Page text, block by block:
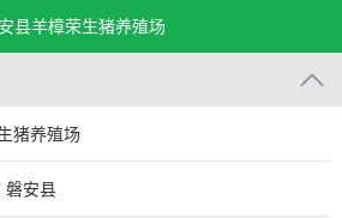
县羊樟荣生猪养殖场
猪养殖场
安县